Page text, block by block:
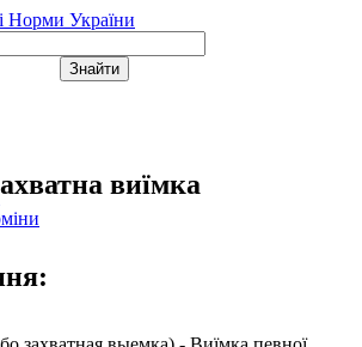
Норми України
виїмка